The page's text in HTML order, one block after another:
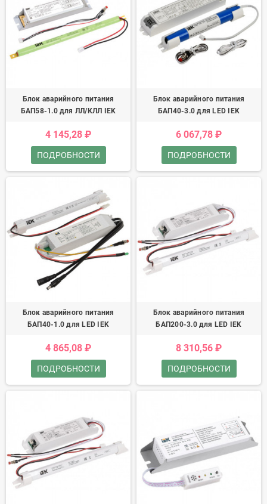
Блок аварийного питания
БАП58-1.0 для ЛЛ/КЛЛ IEK
4 145,28 ₽
ПОДРОБНОСТИ
Блок аварийного питания
БАП40-3.0 для LED IEK
6 067,78 ₽
ПОДРОБНОСТИ
Блок аварийного питания
БАП40-1.0 для LED IEK
4 865,08 ₽
ПОДРОБНОСТИ
Блок аварийного питания
БАП200-3.0 для LED IEK
8 310,56 ₽
ПОДРОБНОСТИ